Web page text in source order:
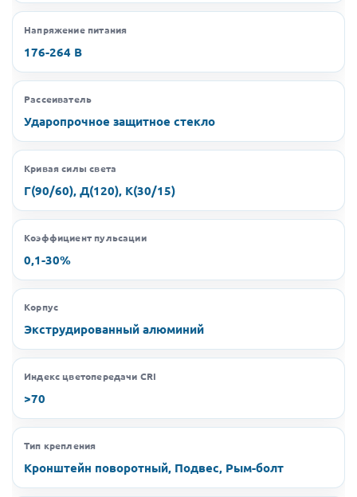
Напряжение питания
176-264 В
Рассеиватель
Ударопрочное защитное стекло
Кривая силы света
Г(90/60), Д(120), К(30/15)
Коэффициент пульсации
0,1-30%
Корпус
Экструдированный алюминий
Индекс цветопередачи CRI
>70
Тип крепления
Кронштейн поворотный, Подвес, Рым-болт